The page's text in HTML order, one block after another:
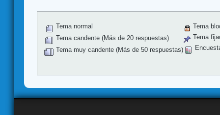
Tema normal
Tema candente (Más de 20 respuestas)
Tema muy candente (Más de 50 respuestas)
Tema
Tema